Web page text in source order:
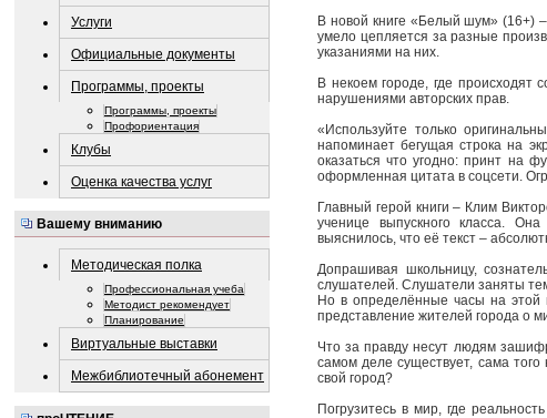
Услуги
Официальные документы
Программы, проекты
Программы, проекты
Профориентация
Клубы
Оценка качества услуг
Вашему вниманию
Методическая полка
Профессиональная учеба
Методист рекомендует
Планирование
Виртуальные выставки
Межбиблиотечный абонемент
В новой книге «Белый шум» (16+)
умело цепляется за разные
указаниями на них.
В некоем городе, где происходят
нарушениями авторских прав.
«Используйте только
напоминает бегущая строка на
оказаться что угодно: принт на
оформленная цитата в соцсети.
Главный герой книги – Клим
ученице выпускного класса.
выяснилось, что её текст –
Допрашивая школьницу,
слушателей. Слушатели заняты
Но в определённые часы на этой
представление жителей города о
Что за правду несут людям
самом деле существует, сама
свой город?
Погрузитесь в мир, где